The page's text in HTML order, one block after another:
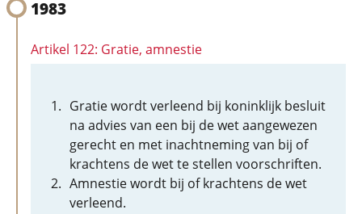
1983
Artikel 122: Gratie, amnestie
Gratie wordt verleend bij koninklijk besluit
na advies van een bij de wet aangewezen
gerecht en met inachtneming van bij of
krachtens de wet te stellen voorschriften.
Amnestie wordt bij of krachtens de wet
verleend.